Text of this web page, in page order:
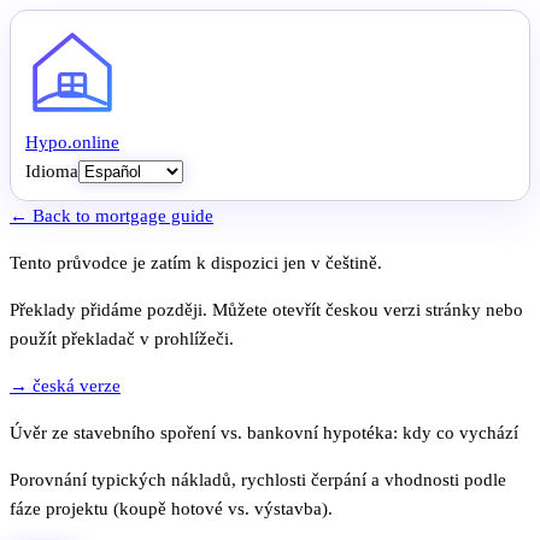
Hypo.online
Idioma
← Back to mortgage guide
Tento průvodce je zatím k dispozici jen v češtině.
Překlady přidáme později. Můžete otevřít českou verzi stránky nebo
použít překladač v prohlížeči.
→ česká verze
Úvěr ze stavebního spoření vs. bankovní hypotéka: kdy co vychází
Porovnání typických nákladů, rychlosti čerpání a vhodnosti podle
fáze projektu (koupě hotové vs. výstavba).